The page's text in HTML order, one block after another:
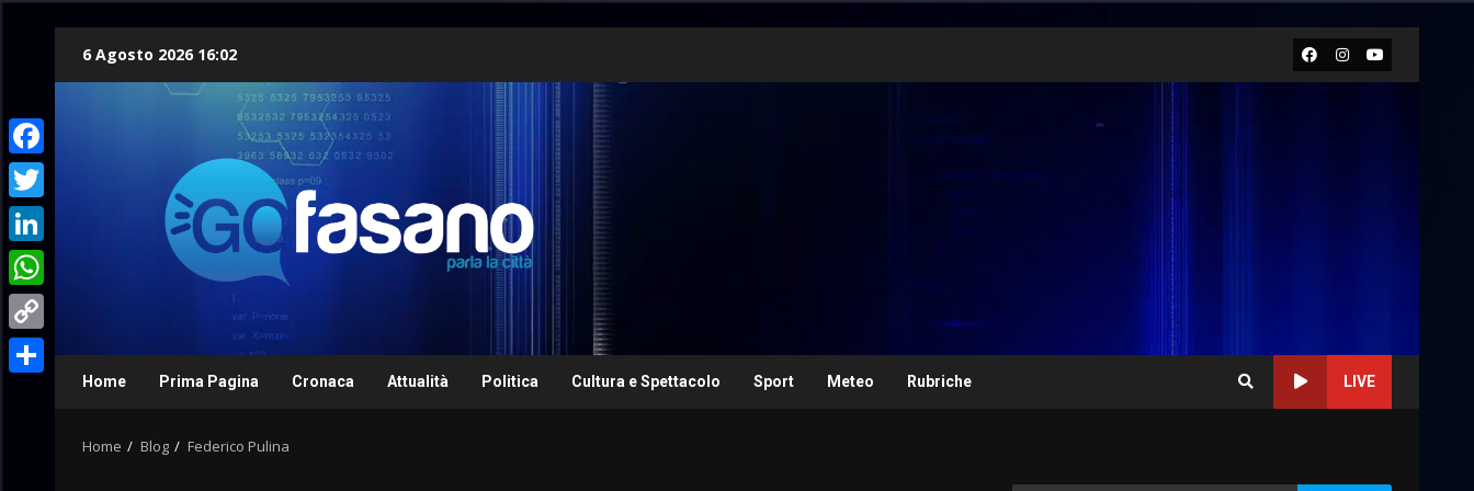
6 Agosto 2026 16:02 Facebook
Instagram
Youtube
Home Prima Pagina Cronaca Attualità Politica Cultura e Spettacolo Sport Meteo Rubriche LIVE
Home Blog Federico Pulina
Facebook
Twitter
LinkedIn
WhatsApp
Copy